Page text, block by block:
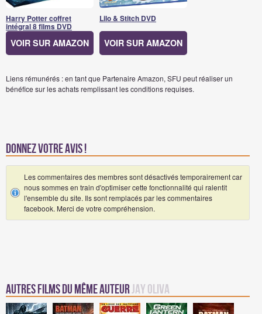
Harry Potter coffret
intégral 8 films DVD
VOIR SUR AMAZON
Lilo & Stitch DVD
VOIR SUR AMAZON
Liens rémunérés : en tant que Partenaire Amazon, SFU peut réaliser un
bénéfice sur les achats remplissant les conditions requises.
Donnez votre avis !
Les commentaires des membres sont désactivés temporairement car
nous sommes en train d'optimiser cette fonctionnalité qui ralentit
l'ensemble du site. Ils sont remplacés par les commentaires
facebook. Merci de votre compréhension.
Autres Films du même auteurJay Oliva